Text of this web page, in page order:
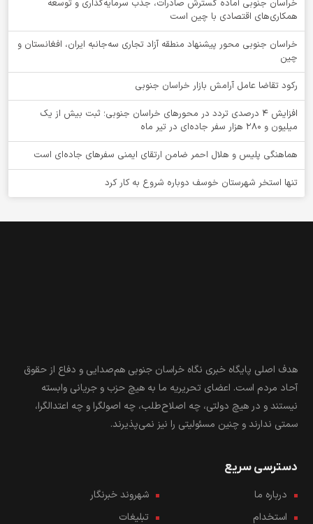
خراسان جنوبی آماده گسترش صادرات، جذب سرمایه‌گذاری و توسعه
همکاری‌های اقتصادی با چین است
خراسان جنوبی محور پیشنهاد منطقه آزاد تجاری سه‌جانبه ایران، افغانستان و
چین
رکود تقاضا عامل آرامش بازار خراسان جنوبی
افزایش 4 درصدی تردد در محورهای خراسان جنوبی؛ ثبت بیش از یک
میلیون و 280 هزار سفر جاده‌ای در تیر ماه
هماهنگی پلیس و هلال احمر ضامن ارتقای ایمنی سفرهای جاده‌ای است
تنها استخر شهرستان خوسف دوباره شروع به کار کرد
نیستند و در هیچ دولتی، چه اصلاح‌طلب، چه اصولگرا و چه اعتدالگرا،
سمتی ندارند و چنین مسئولیتی را نیز نمی‌پذیرند.
درباره ما
استخدام